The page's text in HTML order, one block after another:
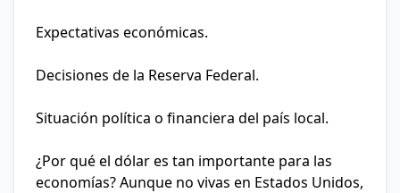
Expectativas económicas.
Decisiones de la Reserva Federal.
Situación política o financiera del país local.
¿Por qué el dólar es tan importante para las
economías?Aunque no vivas en Estados Unidos,